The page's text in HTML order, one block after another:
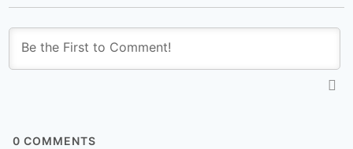
0 COMMENTS